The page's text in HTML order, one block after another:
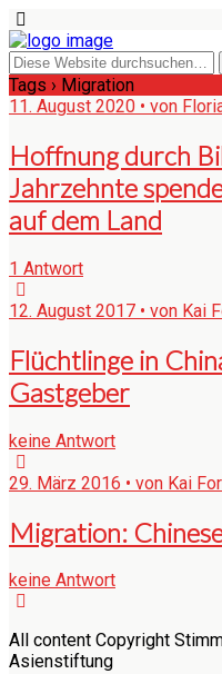
Tags › Migration
11. August 2020 • von
Hoffnung durch
Jahrzehnte
auf dem Land
1 Antwort
12. August 2017 • von Kai
Flüchtlinge in
Gastgeber
keine Antwort
29. März 2016 • von Kai
Migration:
keine Antwort
All content Copyright
Asienstiftung